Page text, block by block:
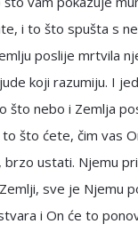
i to što spušta s
poslije mrtvila
koji razumiju. I
što nebo i Zemlja
što ćete, čim vas
ustati. Njemu
sve je Njemu
i On će to